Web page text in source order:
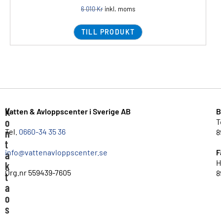
6 010Kr inkl. moms
TILL PRODUKT
K
o
n
t
a
k
t
a
o
s
Vatten & Avloppscenter i Sverige AB
Tel. 0660-34 35 36
info@vattenavloppscenter.se
Org.nr 559439-7605